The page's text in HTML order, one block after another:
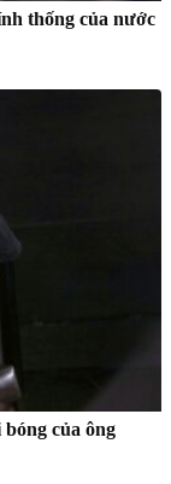
thống của nước
của ông